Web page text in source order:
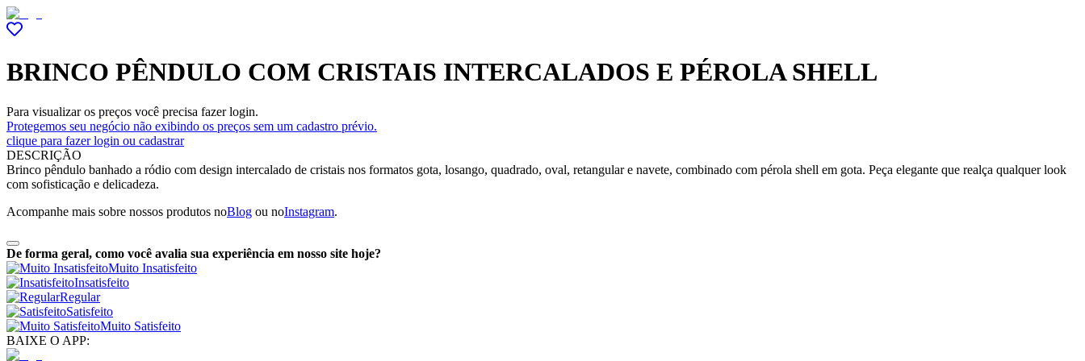
BRINCO PÊNDULO COM CRISTAIS INTERCALADOS E PÉROLA SHELL
Para visualizar os preços você precisa fazer login.
Protegemos seu negócio não exibindo os preços sem um cadastro prévio.
clique para fazer login ou cadastrar
DESCRIÇÃO
Brinco pêndulo banhado a ródio com design intercalado de cristais nos formatos gota, losango, quadrado, oval, retangular e navete, combinado com pérola shell em gota. Peça elegante que realça qualquer look
com sofisticação e delicadeza.
Acompanhe mais sobre nossos produtos noBlog ou noInstagram.
De forma geral, como você avalia sua experiência em nosso site hoje?
Muito Insatisfeito
Insatisfeito
Regular
Satisfeito
Muito Satisfeito
BAIXE O APP: